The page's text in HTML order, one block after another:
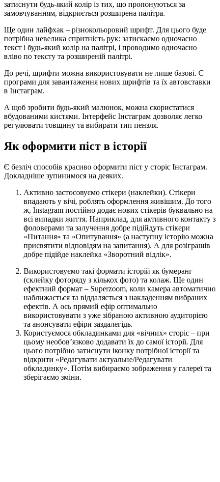
затиснути будь-який колір із тих, що пропонуються за
замовчуванням, відкриється розширена палітра.
Ще один лайфхак – різнокольоровий шрифт. Для цього буде
потрібна невелика спритність рук: затискаємо одночасно
текст і будь-який колір на палітрі, і проводимо одночасно
вліво по тексту та розширеній палітрі.
До речі, шрифти можна використовувати не лише базові. Є
програми для завантаження нових шрифтів та їх автовставки
в Інстаграм.
А щоб зробити будь-який малюнок, можна скористатися
вбудованими кистями. Інтерфейс Інстаграм дозволяє легко
регулювати товщину та вибирати тип пензля.
Як оформити піст в історії
Є безліч способів красиво оформити піст у сторіс Інстаграм.
Докладніше зупинимося на деяких.
Активно застосовуємо стікери (наклейки). Стікери
впадають у вічі, роблять оформлення живішим. До того
ж, Instagram постійно додає нових стікерів буквально на
всі випадки життя. Наприклад, для активного контакту з
фоловерами та залучення добре підійдуть стікери
«Питання» та «Опитування» (а наступну історію можна
присвятити відповідям на запитання). А для розіграшів
добре підійде наклейка «Зворотний відлік».
Використовуємо такі формати історій як бумеранг
(склейку фоторяду з кількох фото) та колаж. Ще один
ефектний формат – Superzoom, коли камера автоматично
наближається та віддаляється з накладенням вибраних
ефектів. А ось прямий ефір оптимально
використовувати з уже зібраною активною аудиторією
та анонсувати ефіри заздалегідь.
Користуємося обкладинками для «вічних» сторіс – при
цьому необов’язково додавати їх до самої історії. Для
цього потрібно затиснути іконку потрібної історії та
відкрити «Редагувати актуальне/Редагувати
обкладинку». Потім вибираємо зображення у галереї та
зберігаємо зміни.